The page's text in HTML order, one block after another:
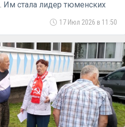
Им стала лидер тюменских
избирательному округу
17 Июл 2026 в 11:50